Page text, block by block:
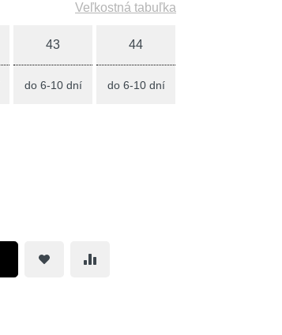
Veľkostná tabuľka
43
do 6-10 dní
44
do 6-10 dní